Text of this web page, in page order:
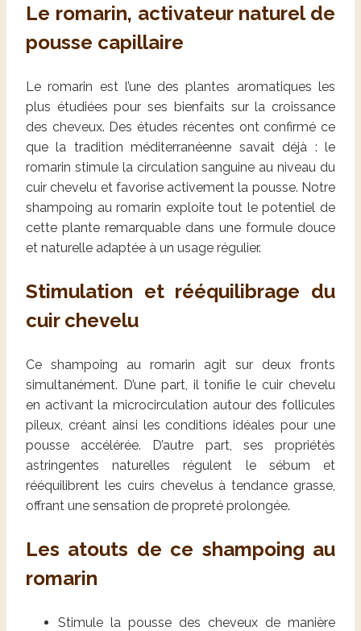
Le romarin, activateur naturel de
pousse capillaire
Le romarin est l’une des plantes aromatiques les
plus étudiées pour ses bienfaits sur la croissance
des cheveux. Des études récentes ont confirmé ce
que la tradition méditerranéenne savait déjà : le
romarin stimule la circulation sanguine au niveau du
cuir chevelu et favorise activement la pousse. Notre
shampoing au romarin exploite tout le potentiel de
cette plante remarquable dans une formule douce
et naturelle adaptée à un usage régulier.
Stimulation et rééquilibrage du
cuir chevelu
Ce shampoing au romarin agit sur deux fronts
simultanément. D’une part, il tonifie le cuir chevelu
en activant la microcirculation autour des follicules
pileux, créant ainsi les conditions idéales pour une
pousse accélérée. D’autre part, ses propriétés
astringentes naturelles régulent le sébum et
rééquilibrent les cuirs chevelus à tendance grasse,
offrant une sensation de propreté prolongée.
Les atouts de ce shampoing au
romarin
Stimule la pousse des cheveux de manière